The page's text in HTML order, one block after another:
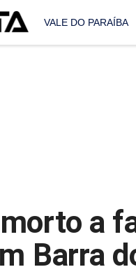
VALE DO PARAÍBA
a
Barra